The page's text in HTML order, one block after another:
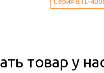
Серия BTL-
товар у